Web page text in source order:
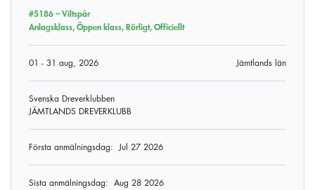
#5186 –Viltspår
Anlagsklass, Öppen klass, Rörligt, Officiellt
01 - 31 aug, 2026 Jämtlands län
Svenska Dreverklubben
JÄMTLANDS DREVERKLUBB
Första anmälningsdag:Jul 27 2026
Sista anmälningsdag: Aug 28 2026